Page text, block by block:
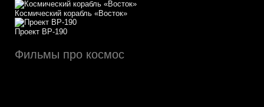
Космический корабль «Восток»
Проект ВР-190
Фильмы про космос